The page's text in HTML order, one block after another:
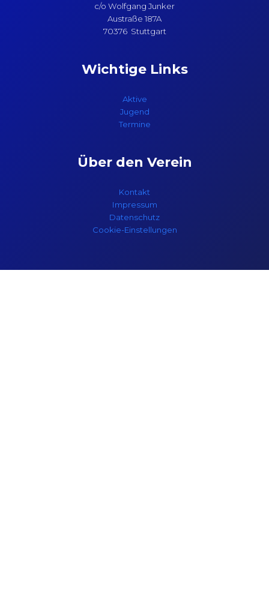
c/o Wolfgang Junker
Austraße 187A
70376 Stuttgart
Wichtige Links
Aktive
Jugend
Termine
Über den Verein
Kontakt
Impressum
Datenschutz
Cookie-Einstellungen